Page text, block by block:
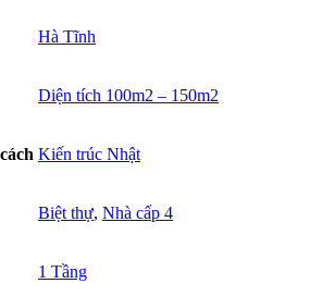
Hà Tĩnh
Diện tích 100m2 – 150m2
Kiến trúc Nhật
Biệt thự, Nhà cấp 4
1 Tầng